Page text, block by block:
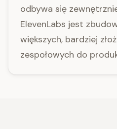
odbywa się
ElevenLabs jest
większych, bardziej
zespołowych do